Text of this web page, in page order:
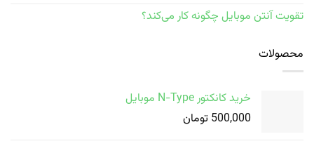
تقویت آنتن موبایل چگونه کار می‌کند؟
محصولات
خرید کانکتور N-Type موبایل
500,000 تومان